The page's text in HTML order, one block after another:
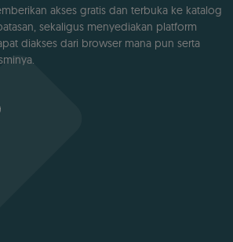
akses gratis dan terbuka ke katalog
sekaligus menyediakan platform
diakses dari browser mana pun serta